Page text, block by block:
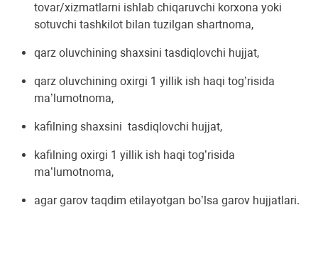
tovar/xizmatlarni ishlab chiqaruvchi korxona yoki
sotuvchi tashkilot bilan tuzilgan shartnoma,
qarz oluvchining shaxsini tasdiqlovchi hujjat,
qarz oluvchining oxirgi 1 yillik ish haqi tog’risida
ma’lumotnoma,
kafilning shaxsini tasdiqlovchi hujjat,
kafilning oxirgi 1 yillik ish haqi tog’risida
ma’lumotnoma,
agar garov taqdim etilayotgan bo’lsa garov hujjatlari.